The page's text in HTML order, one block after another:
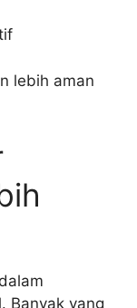
lebih aman
Banyak yang